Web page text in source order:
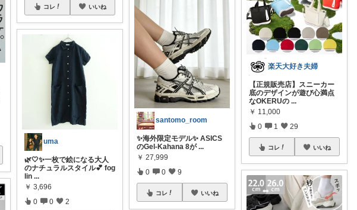
コレ いいね
uma
🌿🤍✨一枚で絵になる大人
のナチュラルスタイル💕 fog
lin ...
￥ 3,696
0 0 2
santomo_room
✨海外限定モデル✨ ASICS
のGel-Kahana 8が...
￥ 27,999
0 0 9
コレ いいね
楽天大好き夫婦
【正規販売店】スニーカー
底のデザインが遊び心満点
なOKERUの ...
￥ 11,000
0 1 29
コレ いいね